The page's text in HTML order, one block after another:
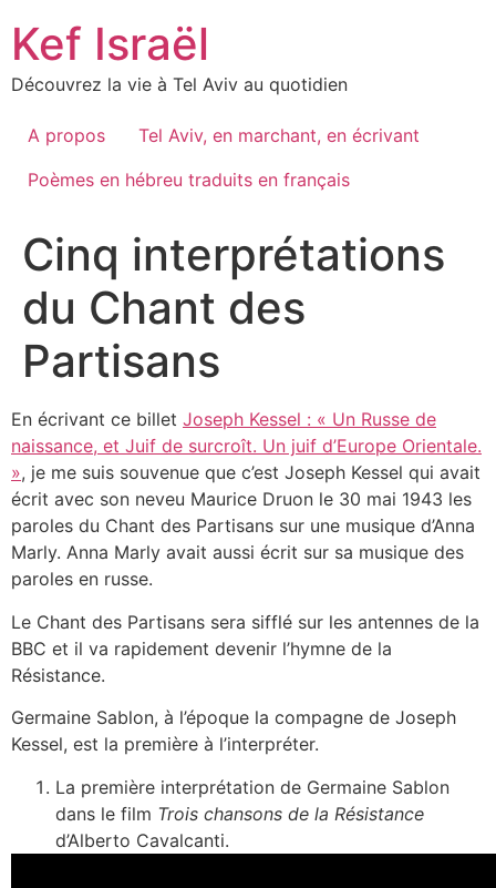
content
Kef Israël
Découvrez la vie à Tel Aviv au quotidien
A propos
Tel Aviv, en marchant, en écrivant
Poèmes en hébreu traduits en français
Cinq interprétations
du Chant des
Partisans
En écrivant ce billet Joseph Kessel : « Un Russe de
naissance, et Juif de surcroît. Un juif d’Europe Orientale.
», je me suis souvenue que c’est Joseph Kessel qui avait
écrit avec son neveu Maurice Druon le 30 mai 1943 les
paroles du Chant des Partisans sur une musique d’Anna
Marly. Anna Marly avait aussi écrit sur sa musique des
paroles en russe.
Le Chant des Partisans sera sifflé sur les antennes de la
BBC et il va rapidement devenir l’hymne de la
Résistance.
Germaine Sablon, à l’époque la compagne de Joseph
Kessel, est la première à l’interpréter.
La première interprétation de Germaine Sablon
dans le film Trois chansons de la Résistance
d’Alberto Cavalcanti.